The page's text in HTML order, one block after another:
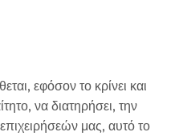
εφόσον το κρίνει και
να διατηρήσει, την
μας, αυτό το